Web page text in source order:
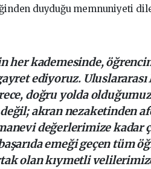
duyduğu memnuniyeti
her kademesinde,
ediyoruz.
doğru yolda
akran nezaketinden
değerlerimize kadar
emeği geçen tüm
olan kıymetli